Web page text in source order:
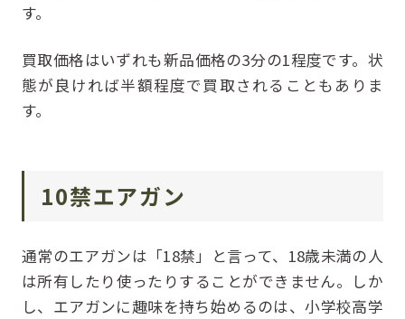
す。
買取価格はいずれも新品価格の3分の1程度です。状
態が良ければ半額程度で買取されることもありま
す。
10禁エアガン
通常のエアガンは「18禁」と言って、18歳未満の人
は所有したり使ったりすることができません。しか
し、エアガンに趣味を持ち始めるのは、小学校高学